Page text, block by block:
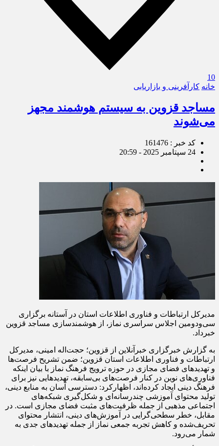
10
خانه کارآفرینی و بازاریابی
مساجد قزوین به سیستم هوشمند مجهز
می‌شوند
کد خبر : 161476
24 سپتامبر 2025 - 20:59
مدیرکل ارتباطات و فناوری اطلاعات استان در آستانه برگزاری
سی‌ودومین اجلاس سراسری نماز، از هوشمندسازی مساجد قزوین
خبرداد.
به گزارش خبرگزاری خبرآنلاین از قزوین؛ حجت‌اله امینی، مدیرکل
ارتباطات و فناوری اطلاعات استان قزوین؛ ضمن تشریح فرصت‌ها
و تهدیدهای فضای مجازی در حوزه ترویج فرهنگ نماز با بیان اینکه
فناوری‌های نوین در کنار فرصت‌های بی‌سابقه، تهدیدهایی نیز برای
فرهنگ دینی ایجاد کرده‌اند، اظهارکرد: دسترسی آسان به منابع دینی،
تولید محتوای آموزشی چندرسانه‌ای و شکل‌گیری شبکه‌های
اجتماعی مذهبی از جمله ظرفیت‌های مثبت فضای مجازی است. در
مقابل، خطر سطحی‌گرایی در آموزش‌های دینی، انتشار محتوای
تحریف‌شده و کاهش تجربه جمعی نماز از جمله تهدیدهای جدی به
شمار می‌رود.